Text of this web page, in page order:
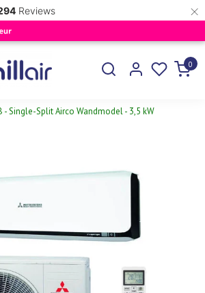
Reviews ×
0
- Single-Split Airco Wandmodel - 3,5 kW